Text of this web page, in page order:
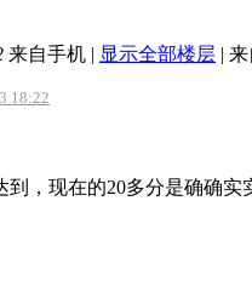
来自手机 | 显示全部楼层 | 来
18:22
到，现在的20多分是确确